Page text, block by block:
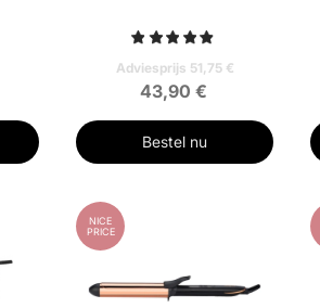
Adviesprijs 51,75 €
43,90 €
Bestel nu
NICE
PRICE